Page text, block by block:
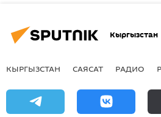
Кыргызстан
КЫРГЫЗСТАН САЯСАТ РАДИО